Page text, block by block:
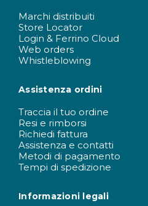
Marchi distribuiti
Store Locator
Login & Ferrino Cloud
Web orders
Whistleblowing
Assistenza ordini
Traccia il tuo ordine
Resi e rimborsi
Richiedi fattura
Assistenza e contatti
Metodi di pagamento
Tempi di spedizione
Informazioni legali